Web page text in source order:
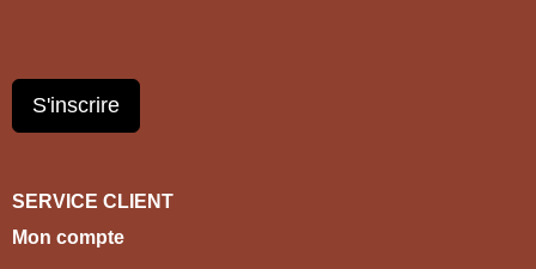
S'inscrire
SERVICE CLIENT
Mon compte